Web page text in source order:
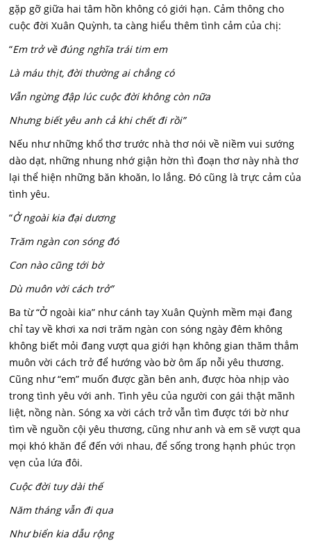
gặp gỡ giữa hai tâm hồn không có giới hạn. Cảm thông cho
cuộc đời Xuân Quỳnh, ta càng hiểu thêm tình cảm của chị:
“Em trở về đúng nghĩa trái tim em
Là máu thịt, đời thường ai chẳng có
Vẫn ngừng đập lúc cuộc đời không còn nữa
Nhưng biết yêu anh cả khi chết đi rồi”
Nếu như những khổ thơ trước nhà thơ nói về niềm vui sướng
dào dạt, những nhung nhớ giận hờn thì đoạn thơ này nhà thơ
lại thể hiện những băn khoăn, lo lắng. Đó cũng là trực cảm của
tình yêu.
“Ở ngoài kia đại dương
Trăm ngàn con sóng đó
Con nào cũng tới bờ
Dù muôn vời cách trở”
Ba từ “Ở ngoài kia” như cánh tay Xuân Quỳnh mềm mại đang
chỉ tay về khơi xa nơi trăm ngàn con sóng ngày đêm không
không biết mỏi đang vượt qua giới hạn không gian thăm thẳm
muôn vời cách trở để hướng vào bờ ôm ấp nỗi yêu thương.
Cũng như “em” muốn được gần bên anh, được hòa nhịp vào
trong tình yêu với anh. Tình yêu của người con gái thật mãnh
liệt, nồng nàn. Sóng xa vời cách trở vẫn tìm được tới bờ như
tìm về nguồn cội yêu thương, cũng như anh và em sẽ vượt qua
mọi khó khăn để đến với nhau, để sống trong hạnh phúc trọn
vẹn của lứa đôi.
Cuộc đời tuy dài thế
Năm tháng vẫn đi qua
Như biển kia dẫu rộng